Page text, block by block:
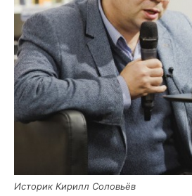
Исто­рик Кирилл Соловьёв